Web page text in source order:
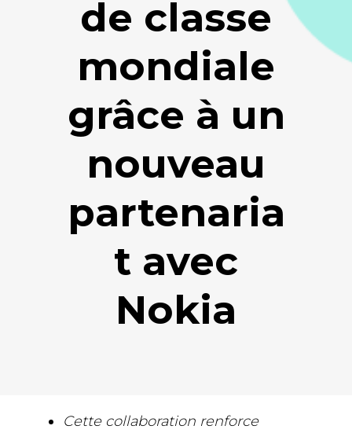
de classe
mondiale
grâce à un
nouveau
partenaria
t avec
Nokia
Cette collaboration renforce